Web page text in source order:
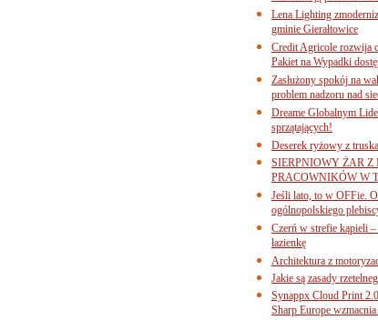
Lena Lighting
gminie Gierałtowice
Credit Agricole rozwija
Pakiet na Wypadki
Zasłużony spokój na
problem nadzoru nad
Dreame Globalnym
sprzątających!
Deserek ryżowy z
SIERPNIOWY ŻAR
PRACOWNIKÓW W
Jeśli lato, to w OFFie.
ogólnopolskiego
Czerń w strefie kąpieli
łazienkę
Architektura z
Jakie są zasady
Synappx Cloud Print
Sharp Europe